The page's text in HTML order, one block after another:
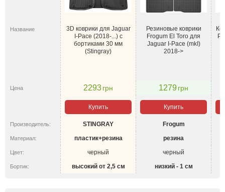
Название
3D коврики для Jaguar
I-Pace (2018-...) с
бортиками 30 мм
(Stingray)
Резиновые коврики
Frogum El Toro для
Jaguar I-Pace (mkI)
2018->
Цена 2293грн 1279грн
Купить Купить
Производитель: STINGRAY Frogum
Материал: пластик+резина резина
Цвет: черный черный
Бортик: высокий от 2,5 см низкий - 1 см